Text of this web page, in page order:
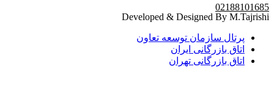
02188101685
Developed & Designed By M.Tajrishi
پرتال سازمان توسعه تعاون
اتاق بازرگانی ایران
اتاق بازرگانی تهران